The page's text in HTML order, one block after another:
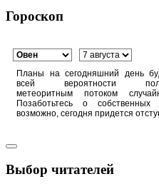
Гороскоп
Планы на сегодняшний день
всей вероятности
метеоритным потоком
Позаботьтесь о собственных
возможно, сегодня придется
Выбор читателей